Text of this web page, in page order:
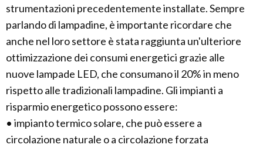
strumentazioni precedentemente installate. Sempre
parlando di lampadine, è importante ricordare che
anche nel loro settore è stata raggiunta un'ulteriore
ottimizzazione dei consumi energetici grazie alle
nuove lampade LED, che consumano il 20% in meno
rispetto alle tradizionali lampadine. Gli impianti a
risparmio energetico possono essere:
• impianto termico solare, che può essere a
circolazione naturale o a circolazione forzata